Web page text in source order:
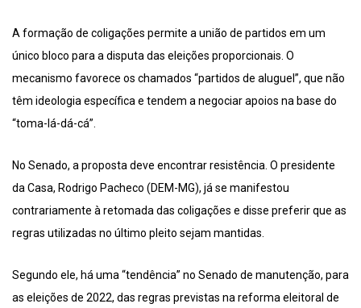
A formação de coligações permite a união de partidos em um
único bloco para a disputa das eleições proporcionais. O
mecanismo favorece os chamados “partidos de aluguel”, que não
têm ideologia específica e tendem a negociar apoios na base do
“toma-lá-dá-cá”.
No Senado, a proposta deve encontrar resistência. O presidente
da Casa, Rodrigo Pacheco (DEM-MG), já se manifestou
contrariamente à retomada das coligações e disse preferir que as
regras utilizadas no último pleito sejam mantidas.
Segundo ele, há uma “tendência” no Senado de manutenção, para
as eleições de 2022, das regras previstas na reforma eleitoral de